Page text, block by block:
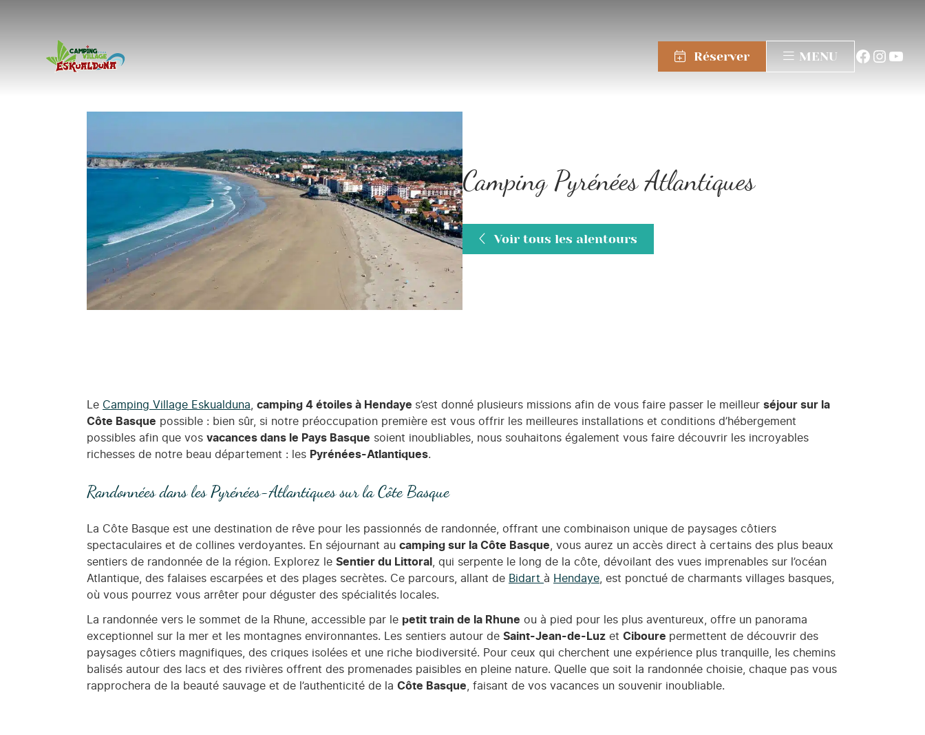
Réserver MENU
Camping Pyrénées Atlantiques
Voir tous les alentours
Le Camping Village Eskualduna camping 4 étoiles à Hendaye s’est donné plusieurs missions afin de vous faire passer le meilleur séjour sur la
Côte Basque possible : bien sûr, si notre préoccupation première est vous offrir les meilleures installations et conditions d’hébergement
possibles afin que vos vacances dans le Pays Basque soient inoubliables, nous souhaitons également vous faire découvrir les incroyables
richesses de notre beau département : les Pyrénées-Atlantiques.
Randonnées dans les Pyrénées-Atlantiques sur la Côte Basque
La Côte Basque est une destination de rêve pour les passionnés de randonnée, offrant une combinaison unique de paysages côtiers
spectaculaires et de collines verdoyantes. En séjournant au camping sur la Côte Basque , vous aurez un accès direct à certains des plus beaux
sentiers de randonnée de la région. Explorez le Sentier du Littoral
, qui serpente le long de la côte, dévoilant des vues imprenables sur l’océan
Atlantique, des falaises escarpées et des plages secrètes. Ce parcours, allant de Bidart à Hendaye , est ponctué de charmants villages basques,
où vous pourrez vous arrêter pour déguster des spécialités locales.
La randonnée vers le sommet de la Rhune, accessible par le petit train de la Rhune ou à pied pour les plus aventureux, offre un panorama
exceptionnel sur la mer et les montagnes environnantes. Les sentiers autour de Saint-Jean-de-Luz et Ciboure permettent de découvrir des
paysages côtiers magnifiques, des criques isolées et une riche biodiversité. Pour ceux qui cherchent une expérience plus tranquille, les chemins
balisés autour des lacs et des rivières offrent des promenades paisibles en pleine nature. Quelle que soit la randonnée choisie, chaque pas vous
rapprochera de la beauté sauvage et de l’authenticité de la Côte Basque , faisant de vos vacances un souvenir inoubliable.